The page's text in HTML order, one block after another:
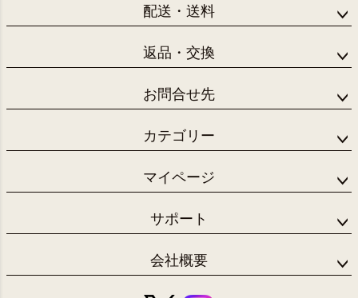
配送・送料
返品・交換
お問合せ先
カテゴリー
マイページ
サポート
会社概要